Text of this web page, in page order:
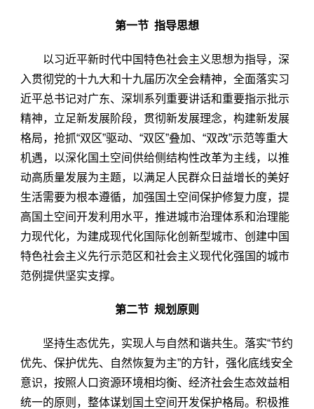
第一节 指导思想
以习近平新时代中国特色社会主义思想为指导，深
入贯彻党的十九大和十九届历次全会精神，全面落实习
近平总书记对广东、深圳系列重要讲话和重要指示批示
精神，立足新发展阶段，贯彻新发展理念，构建新发展
格局，抢抓“双区”驱动、“双区”叠加、“双改”示范等重大
机遇，以深化国土空间供给侧结构性改革为主线，以推
动高质量发展为主题，以满足人民群众日益增长的美好
生活需要为根本遵循，加强国土空间保护修复力度，提
高国土空间开发利用水平，推进城市治理体系和治理能
力现代化，为建成现代化国际化创新型城市、创建中国
特色社会主义先行示范区和社会主义现代化强国的城市
范例提供坚实支撑。
第二节 规划原则
坚持生态优先，实现人与自然和谐共生。落实“节约
优先、保护优先、自然恢复为主”的方针，强化底线安全
意识，按照人口资源环境相均衡、经济社会生态效益相
统一的原则，整体谋划国土空间开发保护格局。积极推